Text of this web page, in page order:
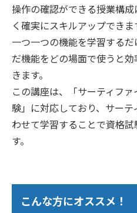
操作の確認ができる授業構
く確実にスキルアップできま
一つ一つの機能を学習する
だ機能をどの場面で使うと
きます。
この講座は、「サーティフ
験」に対応しており、サー
わせて学習することで資格
す。
こんな方にオススメ！